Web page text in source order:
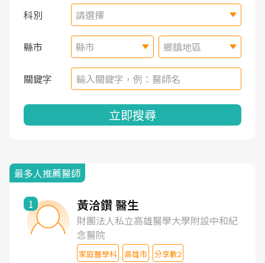
科別 請選擇
縣市 縣市 鄉鎮地區
關鍵字
立即搜尋
最多人推薦醫師
1 黃洽鑽 醫生
財團法人私立高雄醫學大學附設中和紀
念醫院
家庭醫學科 高雄市 分享數2